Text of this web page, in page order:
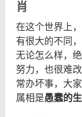
肖
在这个世界上
有很大的不同
无论怎么样，
努力，也很难
常办坏事，大
属相是愚蠢的